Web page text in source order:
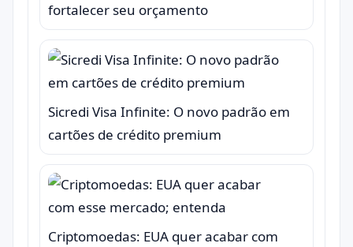
fortalecer seu orçamento
Sicredi Visa Infinite: O novo padrão em
cartões de crédito premium
Criptomoedas: EUA quer acabar com